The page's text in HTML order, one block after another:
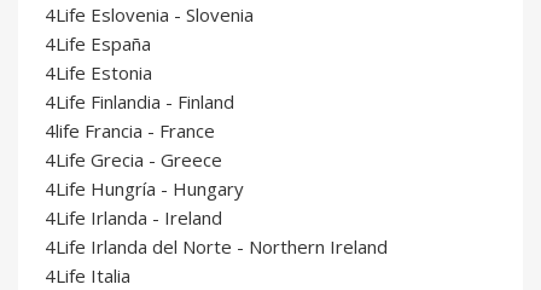
4Life Eslovenia - Slovenia
4Life España
4Life Estonia
4Life Finlandia - Finland
4life Francia - France
4Life Grecia - Greece
4Life Hungría - Hungary
4Life Irlanda - Ireland
4Life Irlanda del Norte - Northern Ireland
4Life Italia